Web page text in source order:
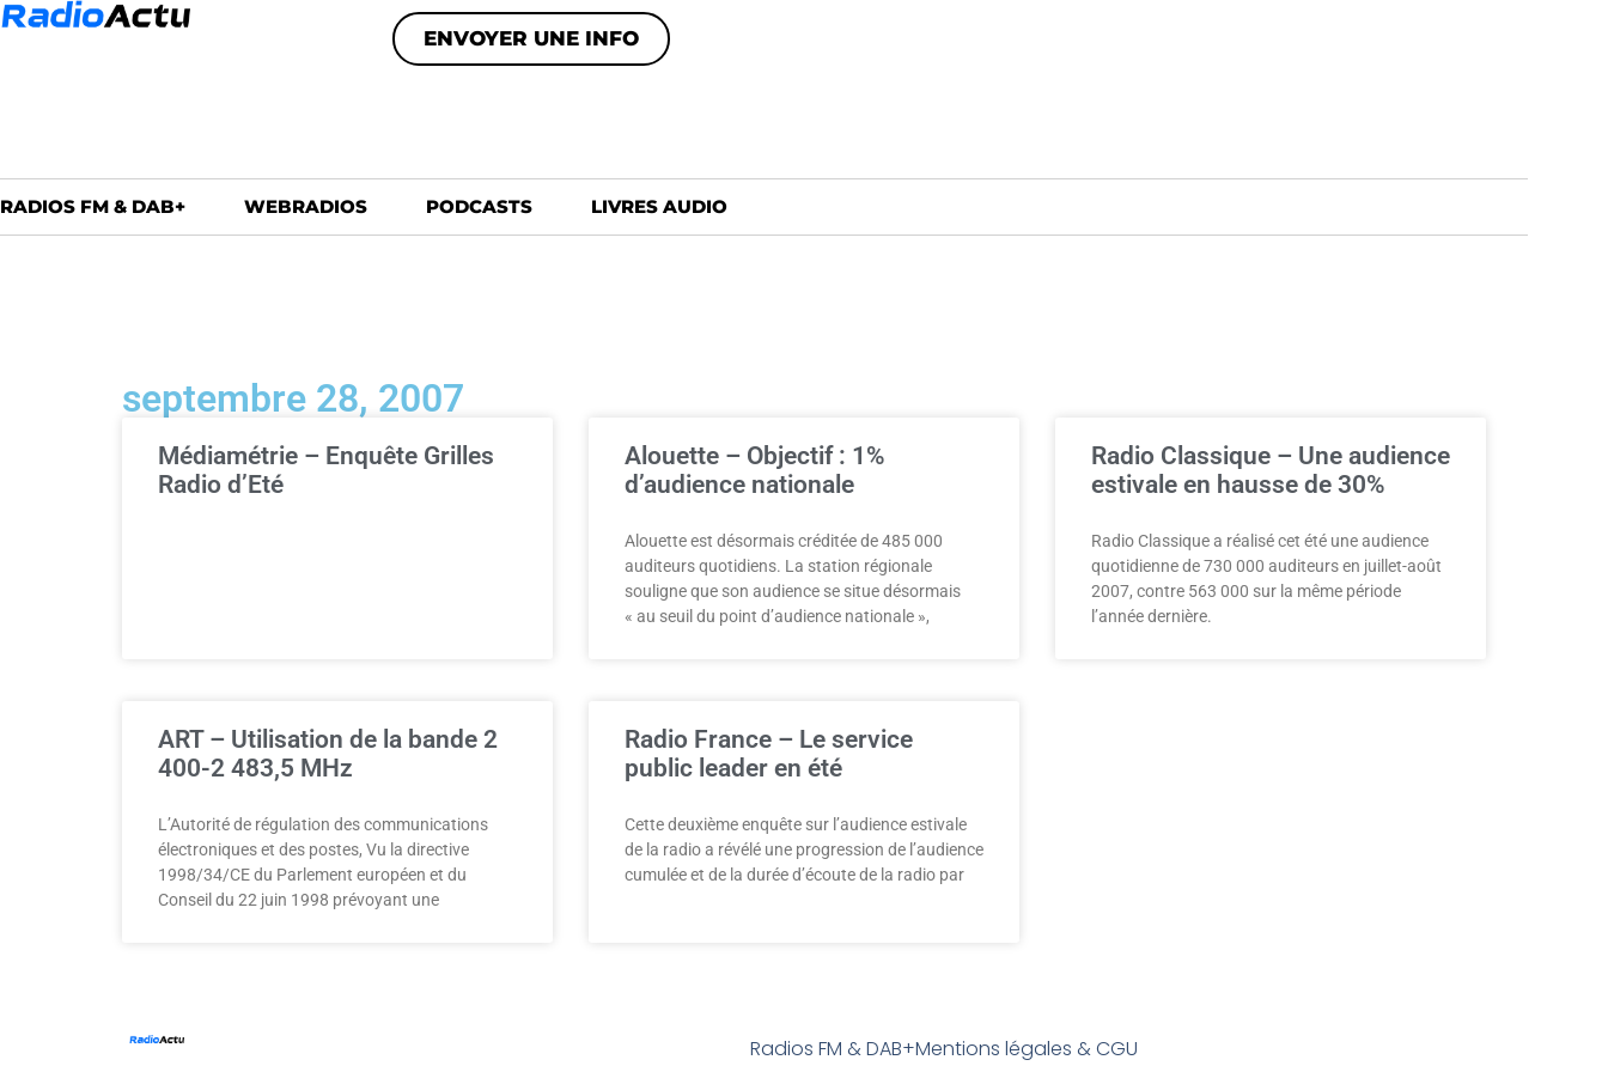
ENVOYER UNE INFO
RADIOS FM & DAB+ WEBRADIOS PODCASTS LIVRES AUDIO
septembre 28, 2007
Médiamétrie – Enquête Grilles
Radio d’Eté
Alouette – Objectif : 1%
d’audience nationale
Alouette est désormais créditée de 485 000
auditeurs quotidiens. La station régionale
souligne que son audience se situe désormais
« au seuil du point d’audience nationale »,
Radio Classique – Une audience
estivale en hausse de 30%
Radio Classique a réalisé cet été une audience
quotidienne de 730 000 auditeurs en juillet-août
2007, contre 563 000 sur la même période
l’année dernière.
ART – Utilisation de la bande 2
400-2 483,5 MHz
L’Autorité de régulation des communications
électroniques et des postes, Vu la directive
1998/34/CE du Parlement européen et du
Conseil du 22 juin 1998 prévoyant une
Radio France – Le service
public leader en été
Cette deuxième enquête sur l’audience estivale
de la radio a révélé une progression de l’audience
cumulée et de la durée d’écoute de la radio par
Radios FM & DAB+Mentions légales & CGU